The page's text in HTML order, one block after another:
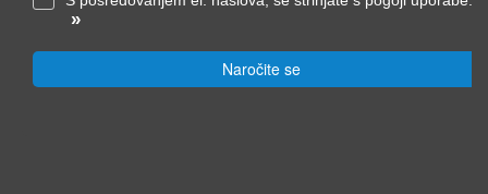
»
Naročite se